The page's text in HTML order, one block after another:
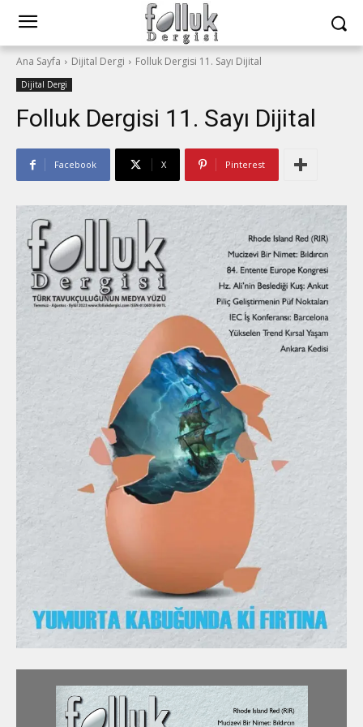
Ana Sayfa Dijital Dergi Folluk Dergisi 11. Sayı Dijital
Dijital Dergi
Folluk Dergisi 11. Sayı Dijital
Facebook X Pinterest